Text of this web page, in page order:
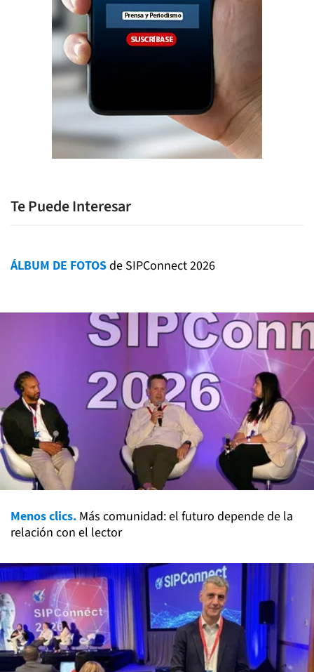
Te Puede Interesar
ÁLBUM DE FOTOSde SIPConnect 2026
Menos clics. Más comunidad: el futuro depende de la
relación con el lector